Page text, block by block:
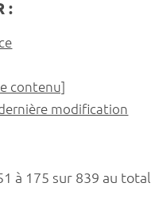
à 175 sur 839 au total
:
contenu]
modification